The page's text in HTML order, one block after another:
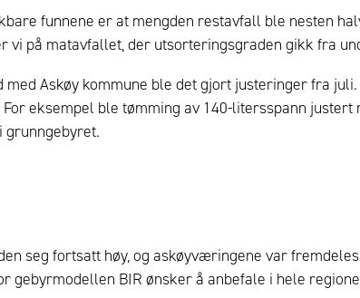
funnene er at mengden restavfall ble nesten
på matavfallet, der utsorteringsgraden gikk fra
Askøy kommune ble det gjort justeringer fra
eksempel ble tømming av 140-litersspann
seg fortsatt høy, og askøyværingene var
BIR ønsker å anbefale i hele